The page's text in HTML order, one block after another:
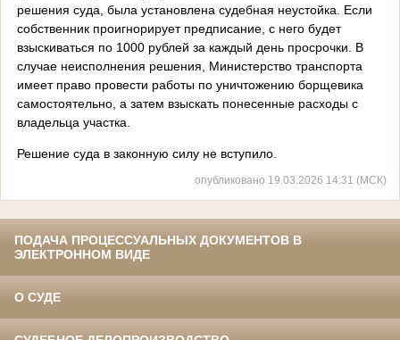
решения суда, была установлена судебная неустойка. Если
собственник проигнорирует предписание, с него будет
взыскиваться по 1000 рублей за каждый день просрочки. В
случае неисполнения решения, Министерство транспорта
имеет право провести работы по уничтожению борщевика
самостоятельно, а затем взыскать понесенные расходы с
владельца участка.
Решение суда в законную силу не вступило.
опубликовано 19.03.2026 14:31 (МСК)
ПОДАЧА ПРОЦЕССУАЛЬНЫХ ДОКУМЕНТОВ В
ЭЛЕКТРОННОМ ВИДЕ
О СУДЕ